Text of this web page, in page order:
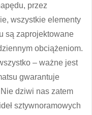
przez
wszystkie elementy
są zaprojektowane
obciążeniom.
– ważne jest
gwarantuje
dziwi nas zatem
sztywnoramowych